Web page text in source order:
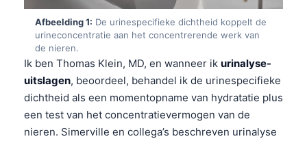
Afbeelding 1: De urinespecifieke dichtheid koppelt de
urineconcentratie aan het concentrerende werk van
de nieren.
Ik ben Thomas Klein, MD, en wanneer ik urinalyse-
uitslagen, beoordeel, behandel ik de urinespecifieke
dichtheid als een momentopname van hydratatie plus
een test van het concentratievermogen van de
nieren. Simerville en collega’s beschreven urinalyse